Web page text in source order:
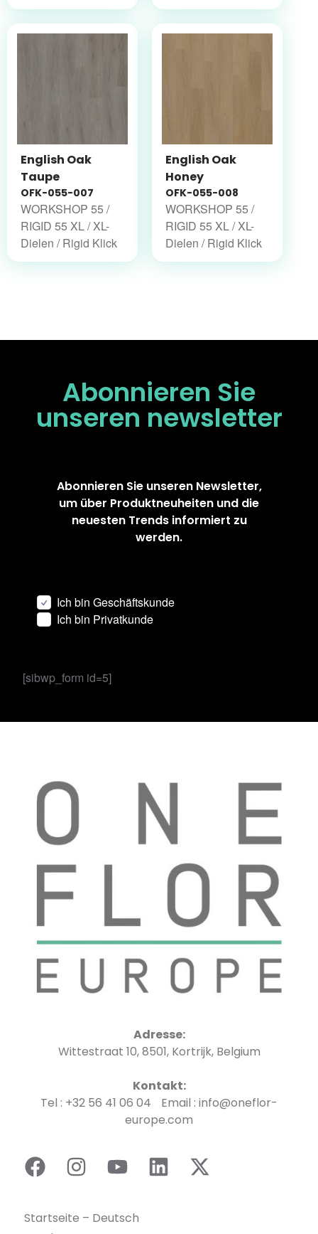
English Oak
Taupe
OFK-055-007
WORKSHOP 55 /
RIGID 55 XL / XL-
Dielen / Rigid Klick
English Oak
Honey
OFK-055-008
WORKSHOP 55 /
RIGID 55 XL / XL-
Dielen / Rigid Klick
Abonnieren Sie
unseren newsletter
Abonnieren Sie unseren Newsletter,
um über Produktneuheiten und die
neuesten Trends informiert zu
werden.
Ich bin Geschäftskunde
Ich bin Privatkunde
[sibwp_form id=5]
Adresse:
Wittestraat 10, 8501, Kortrijk, Belgium
Kontakt:
Tel : +32 56 41 06 04 Email : info@oneflor-
europe.com
Startseite – Deutsch